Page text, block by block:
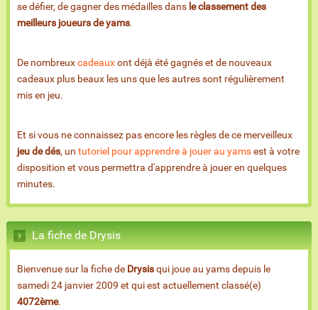
se défier, de gagner des médailles dans le classement des
meilleurs joueurs de yams.
De nombreuxcadeauxont déjà été gagnés et de nouveaux
cadeaux plus beaux les uns que les autres sont régulièrement
mis en jeu.
Et si vous ne connaissez pas encore les règles de ce merveilleux
jeu de dés, un tutoriel pour apprendre à jouer au yamsest à votre
disposition et vous permettra d'apprendre à jouer en quelques
minutes.
La fiche de Drysis
Bienvenue sur la fiche de Drysisqui joue au yams depuis le
samedi 24 janvier 2009 et qui est actuellement classé(e)
4072ème.